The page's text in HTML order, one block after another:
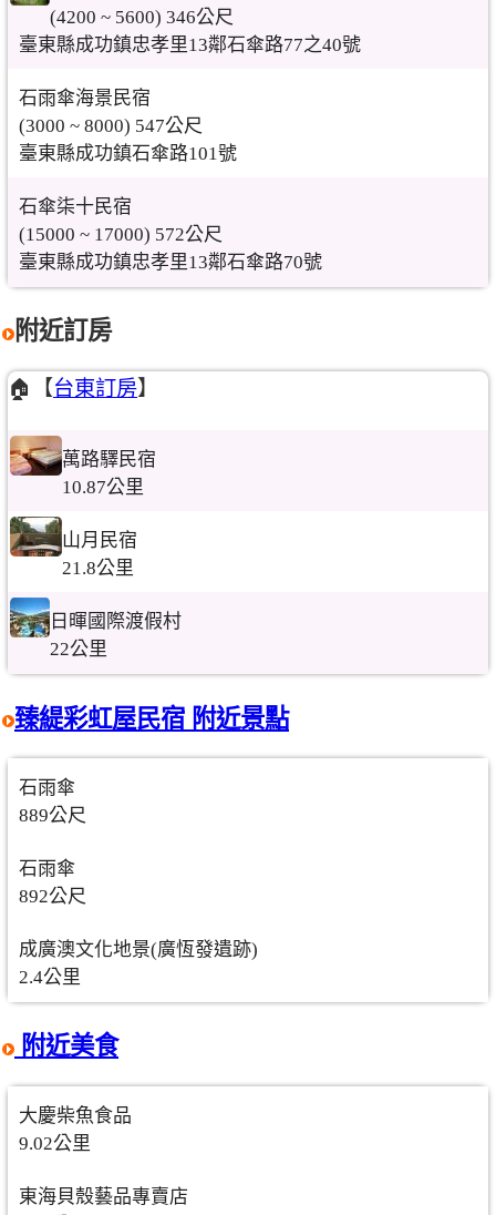
(4200 ~ 5600) 346公尺
臺東縣成功鎮忠孝里13鄰石傘路77之40號
石雨傘海景民宿
(3000 ~ 8000) 547公尺
臺東縣成功鎮石傘路101號
石傘柒十民宿
(15000 ~ 17000) 572公尺
臺東縣成功鎮忠孝里13鄰石傘路70號
附近訂房
🏠【台東訂房】
萬路驛民宿
10.87公里
山月民宿
21.8公里
日暉國際渡假村
22公里
臻緹彩虹屋民宿 附近景點
石雨傘
889公尺
石雨傘
892公尺
成廣澳文化地景(廣恆發遺跡)
2.4公里
附近美食
大慶柴魚食品
9.02公里
東海貝殼藝品專賣店